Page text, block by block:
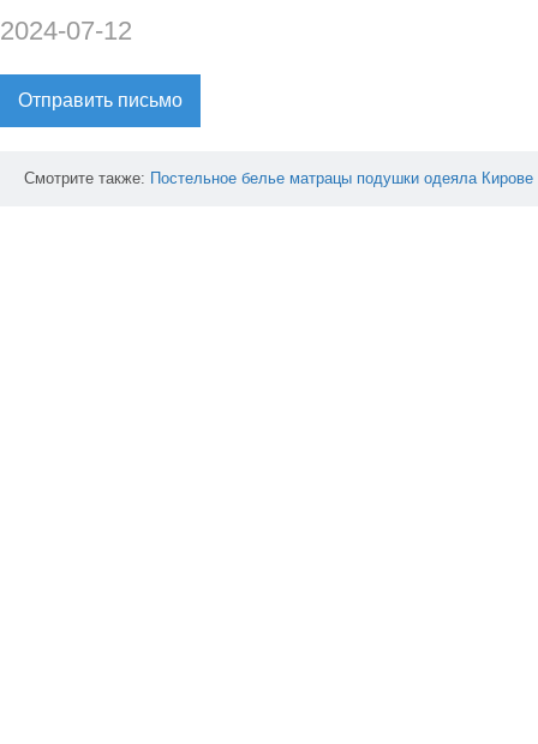
2024-07-12
Отправить письмо
Смотрите также: Постельное белье матрацы подушки одеяла Кирове